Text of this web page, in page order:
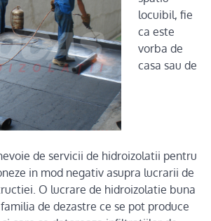
locuibil, fie
ca este
vorba de
casa sau de
de servicii de hidroizolatii pentru
in mod negativ asupra lucrarii de
O lucrare de hidroizolatie buna
de dezastre ce se pot produce